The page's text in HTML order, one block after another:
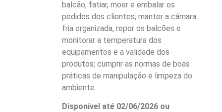
balcão, fatiar, moer e embalar os
pedidos dos clientes; manter a câmara
fria organizada, repor os balcões e
monitorar a temperatura dos
equipamentos e a validade dos
produtos; cumprir as normas de boas
práticas de manipulação e limpeza do
ambiente.
Disponível até 02/06/2026 ou